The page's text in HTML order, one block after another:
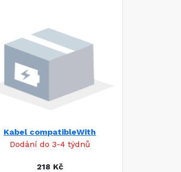
Kabel compatibleWith
Dodání do 3-4 týdnů
218 Kč